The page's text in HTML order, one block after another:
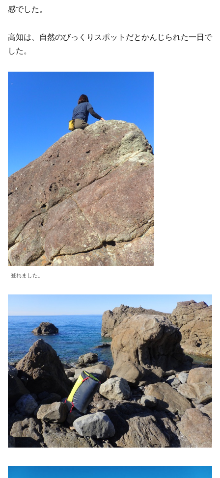
感でした。
高知は、自然のびっくりスポットだとかんじられた一日で
した。
登れました。